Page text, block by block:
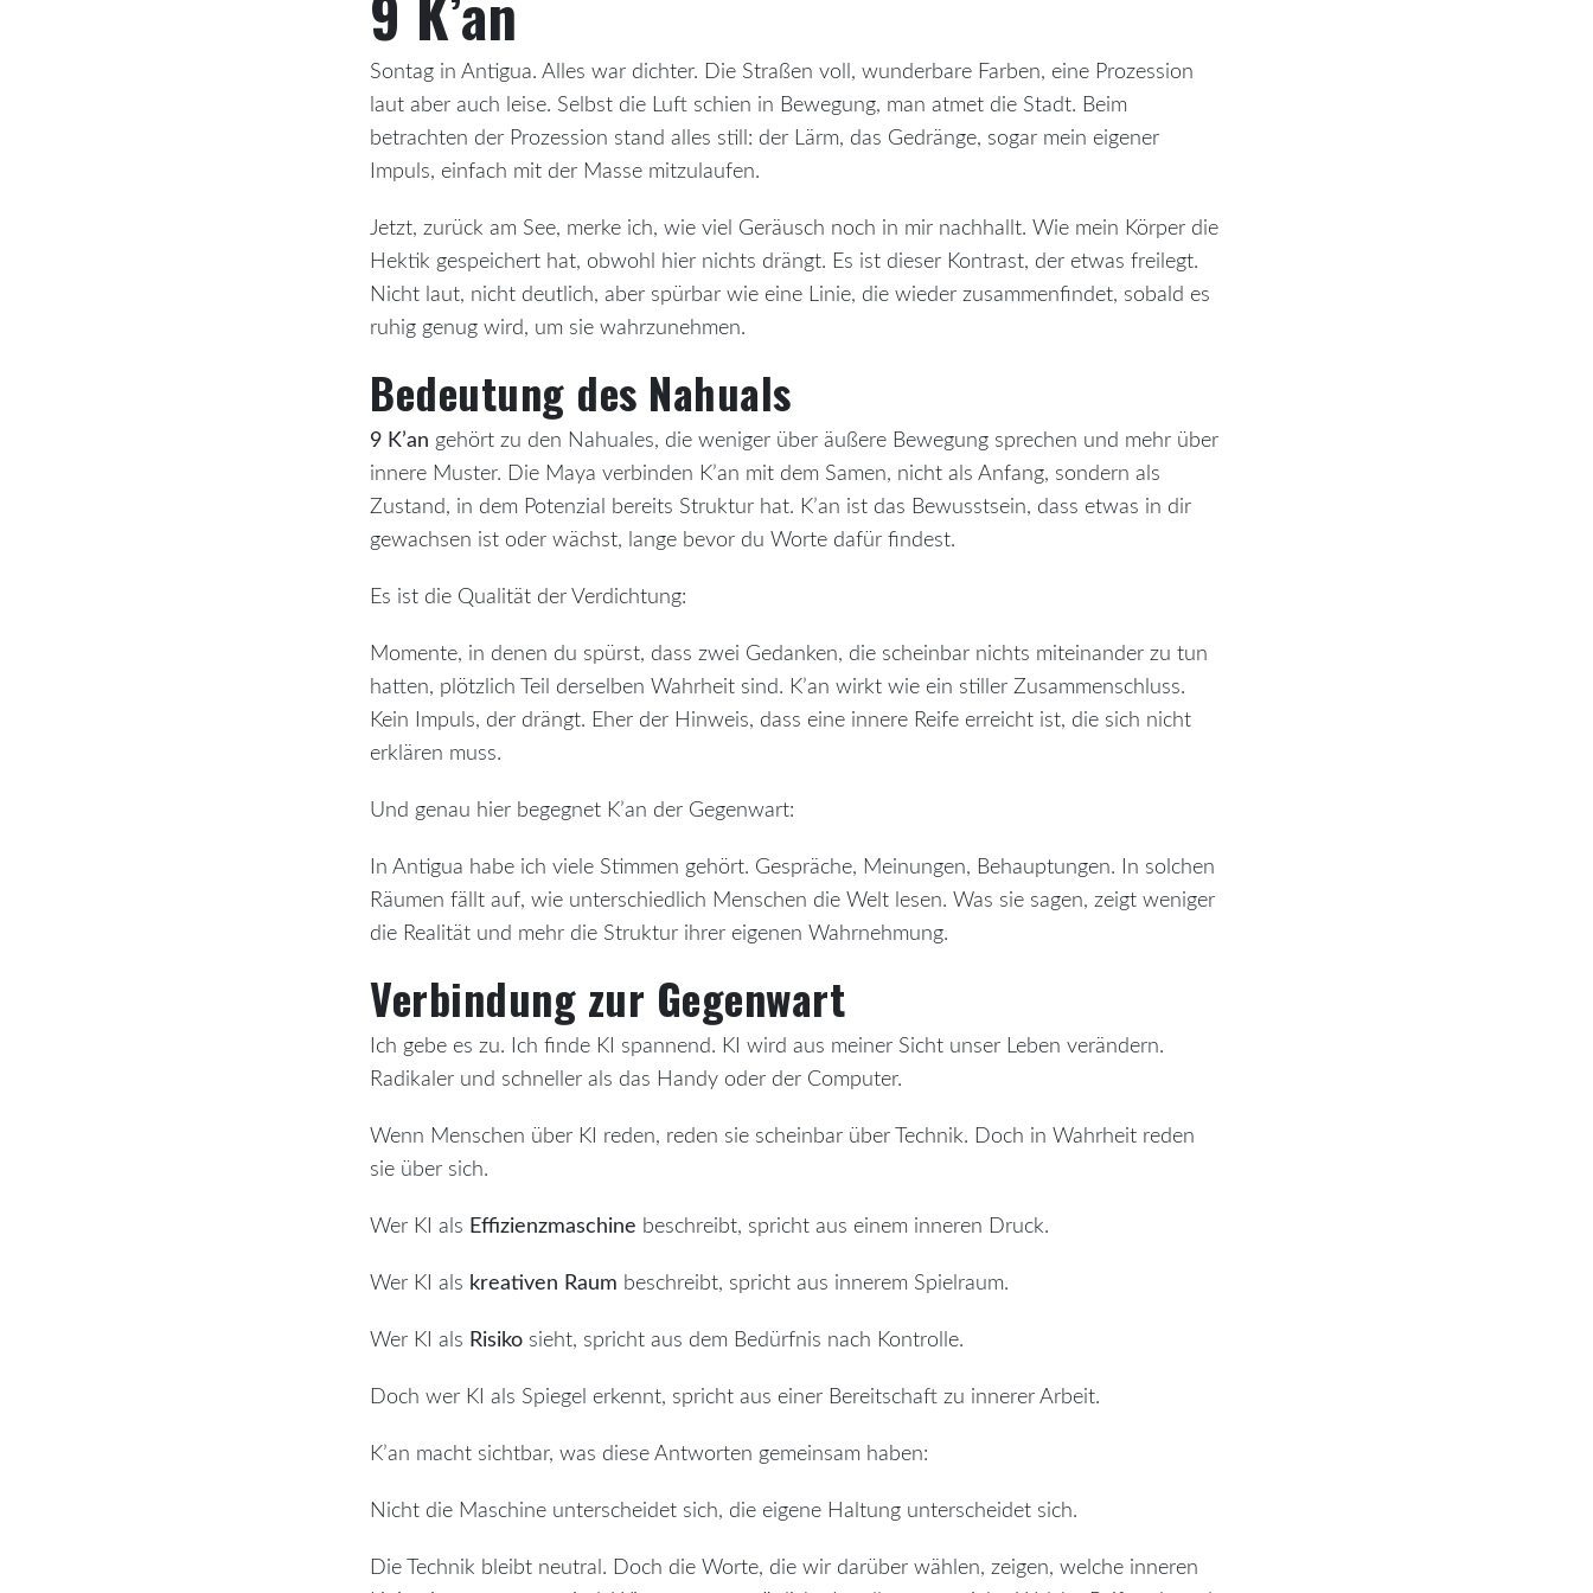
Sontag in Antigua. Alles war dichter. Die Straßen voll, wunderbare Farben, eine Prozession
laut aber auch leise. Selbst die Luft schien in Bewegung, man atmet die Stadt. Beim
betrachten der Prozession stand alles still: der Lärm, das Gedränge, sogar mein eigener
Impuls, einfach mit der Masse mitzulaufen.
Jetzt, zurück am See, merke ich, wie viel Geräusch noch in mir nachhallt. Wie mein Körper die
Hektik gespeichert hat, obwohl hier nichts drängt. Es ist dieser Kontrast, der etwas freilegt.
Nicht laut, nicht deutlich, aber spürbar wie eine Linie, die wieder zusammenfindet, sobald es
ruhig genug wird, um sie wahrzunehmen.
Bedeutung des Nahuals
9 K’an gehört zu den Nahuales, die weniger über äußere Bewegung sprechen und mehr über
innere Muster. Die Maya verbinden K’an mit dem Samen, nicht als Anfang, sondern als
Zustand, in dem Potenzial bereits Struktur hat. K’an ist das Bewusstsein, dass etwas in dir
gewachsen ist oder wächst, lange bevor du Worte dafür findest.
Es ist die Qualität der Verdichtung:
Momente, in denen du spürst, dass zwei Gedanken, die scheinbar nichts miteinander zu tun
hatten, plötzlich Teil derselben Wahrheit sind. K’an wirkt wie ein stiller Zusammenschluss.
Kein Impuls, der drängt. Eher der Hinweis, dass eine innere Reife erreicht ist, die sich nicht
erklären muss.
Und genau hier begegnet K’an der Gegenwart:
In Antigua habe ich viele Stimmen gehört. Gespräche, Meinungen, Behauptungen. In solchen
Räumen fällt auf, wie unterschiedlich Menschen die Welt lesen. Was sie sagen, zeigt weniger
die Realität und mehr die Struktur ihrer eigenen Wahrnehmung.
Verbindung zur Gegenwart
Ich gebe es zu. Ich finde KI spannend. KI wird aus meiner Sicht unser Leben verändern.
Radikaler und schneller als das Handy oder der Computer.
Wenn Menschen über KI reden, reden sie scheinbar über Technik. Doch in Wahrheit reden
sie über sich.
Wer KI als Effizienzmaschine beschreibt, spricht aus einem inneren Druck.
Wer KI als kreativen Raum beschreibt, spricht aus innerem Spielraum.
Wer KI als Risiko sieht, spricht aus dem Bedürfnis nach Kontrolle.
Doch wer KI als Spiegel erkennt, spricht aus einer Bereitschaft zu innerer Arbeit.
K’an macht sichtbar, was diese Antworten gemeinsam haben:
Nicht die Maschine unterscheidet sich, die eigene Haltung unterscheidet sich.
Die Technik bleibt neutral. Doch die Worte, die wir darüber wählen, zeigen, welche inneren